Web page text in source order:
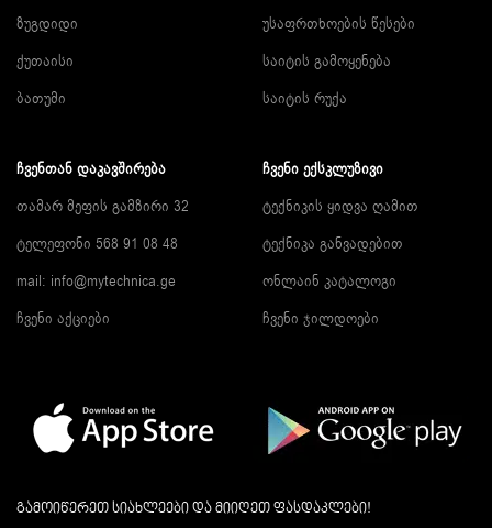
ზუგდიდი
ქუთაისი
ბათუმი
უსაფრთხოების წესები
საიტის გამოყენება
საიტის რუქა
ᲩᲕᲔᲜᲗᲐᲜ ᲓᲐᲙᲐᲕᲨᲘᲠᲔᲑᲐ
თამარ მეფის გამზირი 32
ტელეფონი 568 91 08 48
mail: info@mytechnica.ge
ჩვენი აქციები
ᲩᲕᲔᲜᲘ ᲔᲥᲡᲙᲚᲣᲖᲘᲕᲘ
ტექნიკის ყიდვა ღამით
ტექნიკა განვადებით
ონლაინ კატალოგი
ჩვენი ჯილდოები
გამოიწერეთ სიახლეები და მიიღეთ ფასდაკლები!